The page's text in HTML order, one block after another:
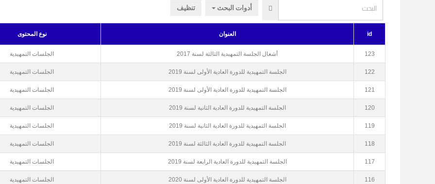
أدوات البحث
تنظيف
id العنوان نوع المحتوى
123 أشغال الجلسة التمهيدية الثالثة لسنة 2017 الجلسات التمهيدية
122 الجلسة التمهيدية للدورة العادية الأولى لسنة 2019 الجلسات التمهيدية
121 الجلسة التمهيدية للدورة العادية الأولى لسنة 2019 الجلسات التمهيدية
120 الجلسة التمهيدية للدورة العادية الثانية لسنة 2019 الجلسات التمهيدية
119 الجلسة التمهيدية للدورة العادية الثانية لسنة 2019 الجلسات التمهيدية
118 الجلسة التمهيدية للدورة العادية الثالثة لسنة 2019 الجلسات التمهيدية
117 الجلسة التمهيدية للدورة العادية الرابعة لسنة 2019 الجلسات التمهيدية
116 الجلسة التمهيدية للدورة العادية الأولى لسنة 2020 الجلسات التمهيدية